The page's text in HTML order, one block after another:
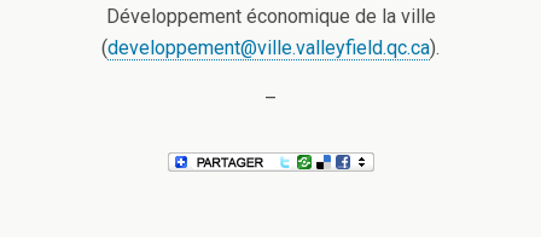
Développement économique de la ville
(developpement@ville.valleyfield.qc.ca).
–